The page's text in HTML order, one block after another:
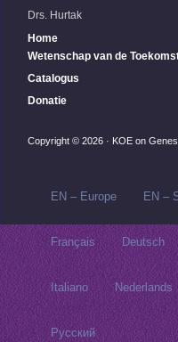
Drs. Hurtak
Home
Wetenschap van de
Catalogus
Donatie
Copyright © 2026 · KOE on
EN – Europe EN –
Français Deutsch
Italiano Nederlands
Русский‬